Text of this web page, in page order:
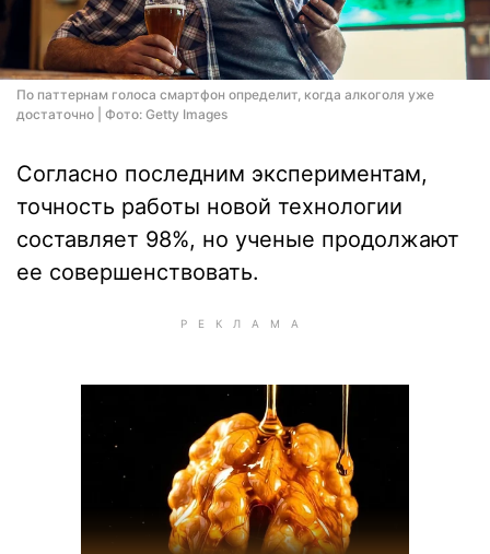
По паттернам голоса смартфон определит, когда алкоголя уже
достаточно | Фото: Getty Images
Согласно последним экспериментам,
точность работы новой технологии
составляет 98%, но ученые продолжают
ее совершенствовать.